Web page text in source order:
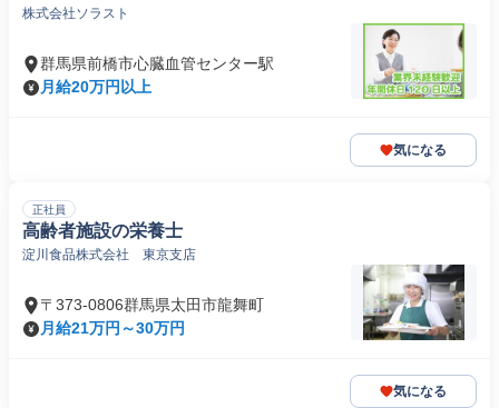
株式会社ソラスト
群馬県前橋市心臓血管センター駅
月給20万円以上
気になる
正社員
高齢者施設の栄養士
淀川食品株式会社 東京支店
〒373-0806群馬県太田市龍舞町
月給21万円～30万円
気になる